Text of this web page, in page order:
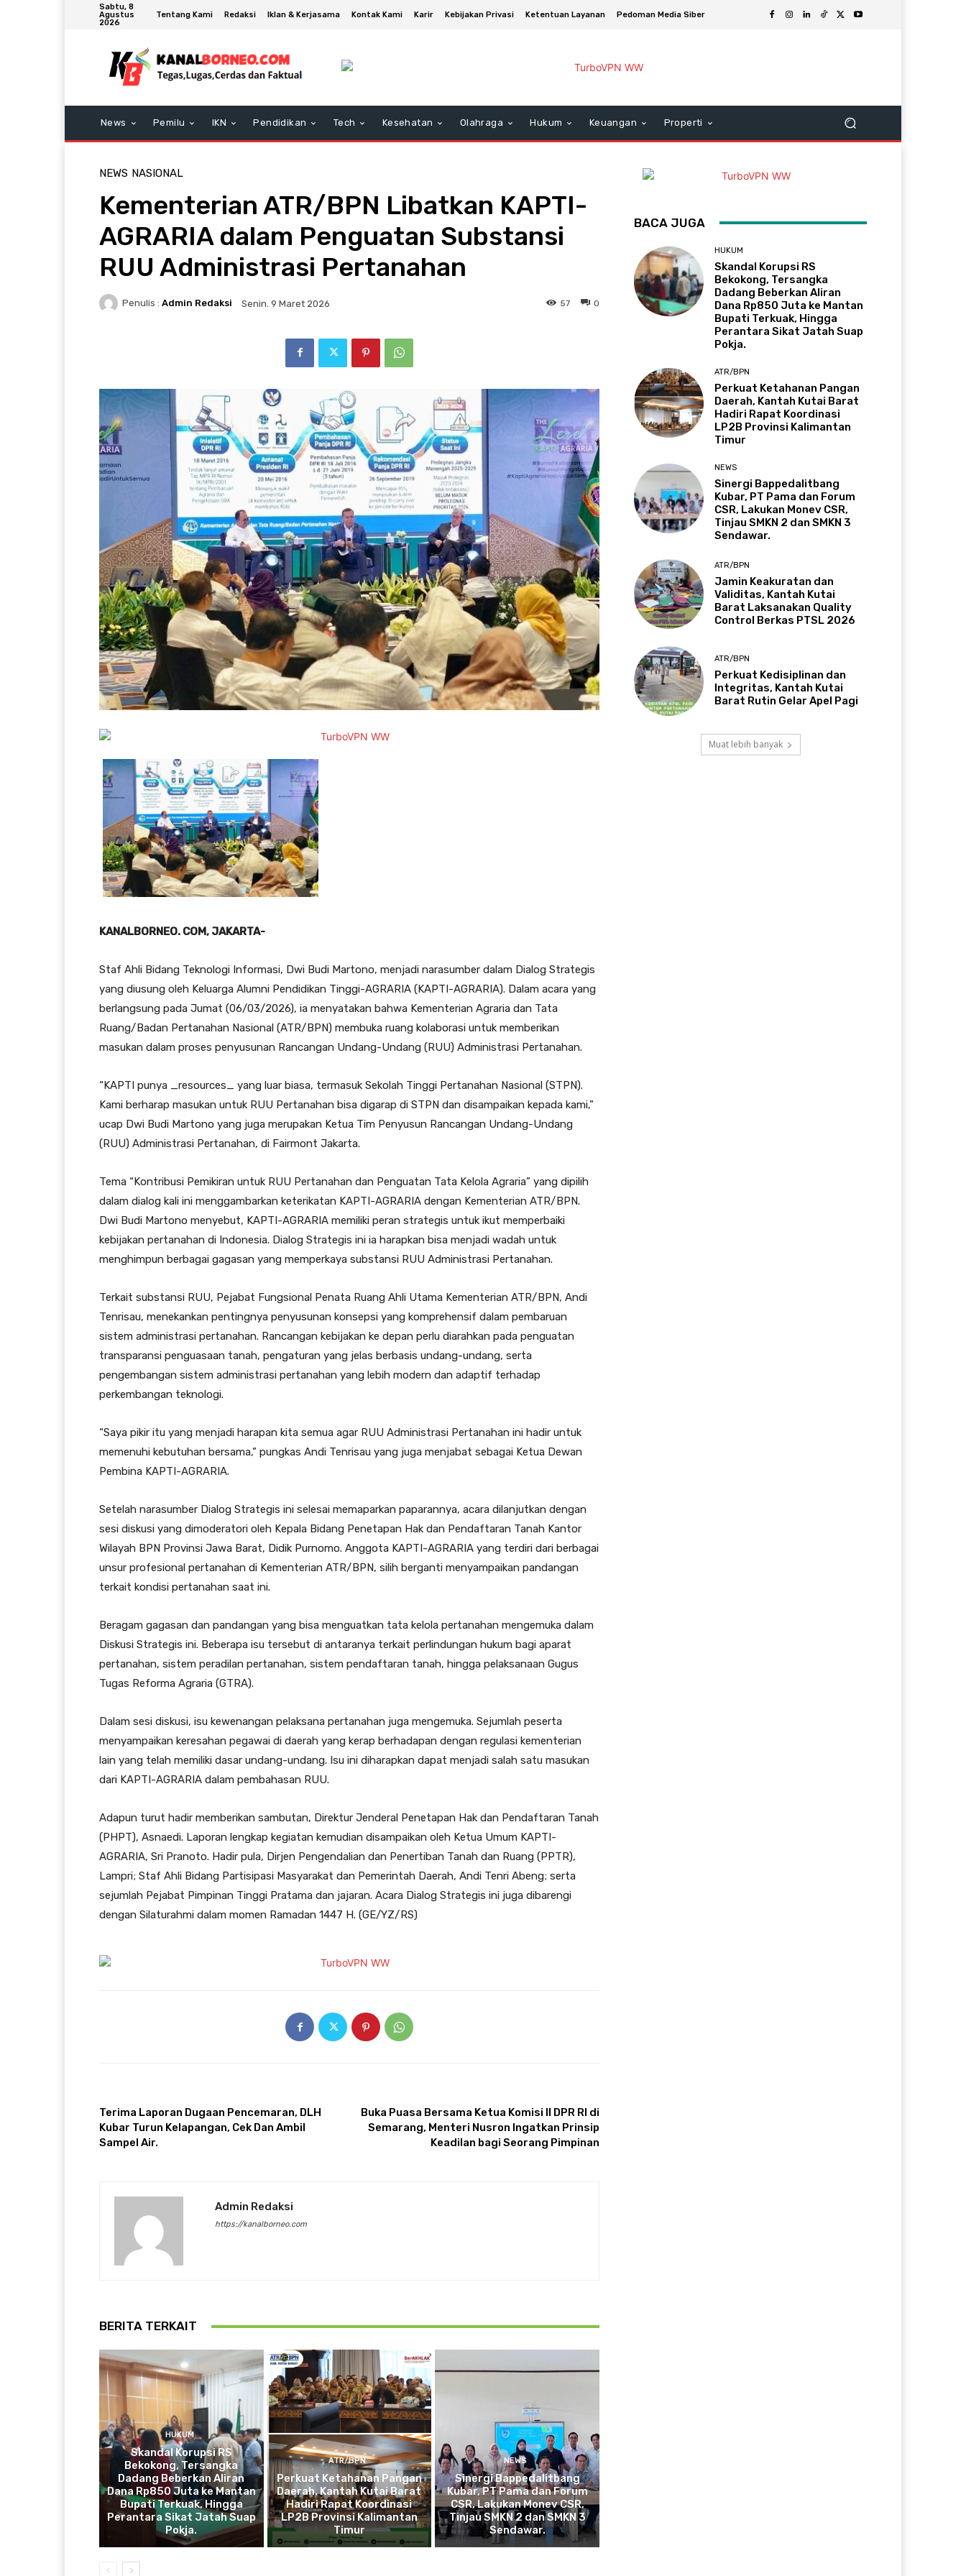
Sabtu, 8
Agustus
2026
Tentang Kami Redaksi Iklan & Kerjasama Kontak Kami Karir Kebijakan Privasi Ketentuan Layanan Pedoman Media Siber
News Pemilu IKN Pendidikan Tech Kesehatan Olahraga Hukum Keuangan Properti
NEWS NASIONAL
Kementerian ATR/BPN Libatkan KAPTI-
AGRARIA dalam Penguatan Substansi
RUU Administrasi Pertanahan
Penulis : Admin Redaksi Senin. 9 Maret 2026 0
57
KANALBORNEO. COM, JAKARTA-
Staf Ahli Bidang Teknologi Informasi, Dwi Budi Martono, menjadi narasumber dalam Dialog Strategis
yang diusung oleh Keluarga Alumni Pendidikan Tinggi-AGRARIA (KAPTI-AGRARIA). Dalam acara yang
berlangsung pada Jumat (06/03/2026), ia menyatakan bahwa Kementerian Agraria dan Tata
Ruang/Badan Pertanahan Nasional (ATR/BPN) membuka ruang kolaborasi untuk memberikan
masukan dalam proses penyusunan Rancangan Undang-Undang (RUU) Administrasi Pertanahan.
“KAPTI punya _resources_ yang luar biasa, termasuk Sekolah Tinggi Pertanahan Nasional (STPN).
Kami berharap masukan untuk RUU Pertanahan bisa digarap di STPN dan disampaikan kepada kami,”
ucap Dwi Budi Martono yang juga merupakan Ketua Tim Penyusun Rancangan Undang-Undang
(RUU) Administrasi Pertanahan, di Fairmont Jakarta.
Tema “Kontribusi Pemikiran untuk RUU Pertanahan dan Penguatan Tata Kelola Agraria” yang dipilih
dalam dialog kali ini menggambarkan keterikatan KAPTI-AGRARIA dengan Kementerian ATR/BPN.
Dwi Budi Martono menyebut, KAPTI-AGRARIA memiliki peran strategis untuk ikut memperbaiki
kebijakan pertanahan di Indonesia. Dialog Strategis ini ia harapkan bisa menjadi wadah untuk
menghimpun berbagai gagasan yang memperkaya substansi RUU Administrasi Pertanahan.
Terkait substansi RUU, Pejabat Fungsional Penata Ruang Ahli Utama Kementerian ATR/BPN, Andi
Tenrisau, menekankan pentingnya penyusunan konsepsi yang komprehensif dalam pembaruan
sistem administrasi pertanahan. Rancangan kebijakan ke depan perlu diarahkan pada penguatan
transparansi penguasaan tanah, pengaturan yang jelas berbasis undang-undang, serta
pengembangan sistem administrasi pertanahan yang lebih modern dan adaptif terhadap
perkembangan teknologi.
“Saya pikir itu yang menjadi harapan kita semua agar RUU Administrasi Pertanahan ini hadir untuk
memenuhi kebutuhan bersama,” pungkas Andi Tenrisau yang juga menjabat sebagai Ketua Dewan
Pembina KAPTI-AGRARIA.
Setelah narasumber Dialog Strategis ini selesai memaparkan paparannya, acara dilanjutkan dengan
sesi diskusi yang dimoderatori oleh Kepala Bidang Penetapan Hak dan Pendaftaran Tanah Kantor
Wilayah BPN Provinsi Jawa Barat, Didik Purnomo. Anggota KAPTI-AGRARIA yang terdiri dari berbagai
unsur profesional pertanahan di Kementerian ATR/BPN, silih berganti menyampaikan pandangan
terkait kondisi pertanahan saat ini.
Beragam gagasan dan pandangan yang bisa menguatkan tata kelola pertanahan mengemuka dalam
Diskusi Strategis ini. Beberapa isu tersebut di antaranya terkait perlindungan hukum bagi aparat
pertanahan, sistem peradilan pertanahan, sistem pendaftaran tanah, hingga pelaksanaan Gugus
Tugas Reforma Agraria (GTRA).
Dalam sesi diskusi, isu kewenangan pelaksana pertanahan juga mengemuka. Sejumlah peserta
menyampaikan keresahan pegawai di daerah yang kerap berhadapan dengan regulasi kementerian
lain yang telah memiliki dasar undang-undang. Isu ini diharapkan dapat menjadi salah satu masukan
dari KAPTI-AGRARIA dalam pembahasan RUU.
Adapun turut hadir memberikan sambutan, Direktur Jenderal Penetapan Hak dan Pendaftaran Tanah
(PHPT), Asnaedi. Laporan lengkap kegiatan kemudian disampaikan oleh Ketua Umum KAPTI-
AGRARIA, Sri Pranoto. Hadir pula, Dirjen Pengendalian dan Penertiban Tanah dan Ruang (PPTR),
Lampri; Staf Ahli Bidang Partisipasi Masyarakat dan Pemerintah Daerah, Andi Tenri Abeng; serta
sejumlah Pejabat Pimpinan Tinggi Pratama dan jajaran. Acara Dialog Strategis ini juga dibarengi
dengan Silaturahmi dalam momen Ramadan 1447 H. (GE/YZ/RS)
Terima Laporan Dugaan Pencemaran, DLH
Kubar Turun Kelapangan, Cek Dan Ambil
Sampel Air.
Buka Puasa Bersama Ketua Komisi II DPR RI di
Semarang, Menteri Nusron Ingatkan Prinsip
Keadilan bagi Seorang Pimpinan
Admin Redaksi
https://kanalborneo.com
BERITA TERKAIT
HUKUM
Skandal Korupsi RS
Bekokong, Tersangka
Dadang Beberkan Aliran
Dana Rp850 Juta ke Mantan
Bupati Terkuak, Hingga
Perantara Sikat Jatah Suap
Pokja.
ATR/BPN
Perkuat Ketahanan Pangan
Daerah, Kantah Kutai Barat
Hadiri Rapat Koordinasi
LP2B Provinsi Kalimantan
Timur
NEWS
Sinergi Bappedalitbang
Kubar, PT Pama dan Forum
CSR, Lakukan Monev CSR,
Tinjau SMKN 2 dan SMKN 3
Sendawar.
BACA JUGA
HUKUM
Skandal Korupsi RS
Bekokong, Tersangka
Dadang Beberkan Aliran
Dana Rp850 Juta ke Mantan
Bupati Terkuak, Hingga
Perantara Sikat Jatah Suap
Pokja.
ATR/BPN
Perkuat Ketahanan Pangan
Daerah, Kantah Kutai Barat
Hadiri Rapat Koordinasi
LP2B Provinsi Kalimantan
Timur
NEWS
Sinergi Bappedalitbang
Kubar, PT Pama dan Forum
CSR, Lakukan Monev CSR,
Tinjau SMKN 2 dan SMKN 3
Sendawar.
ATR/BPN
Jamin Keakuratan dan
Validitas, Kantah Kutai
Barat Laksanakan Quality
Control Berkas PTSL 2026
ATR/BPN
Perkuat Kedisiplinan dan
Integritas, Kantah Kutai
Barat Rutin Gelar Apel Pagi
Muat lebih banyak